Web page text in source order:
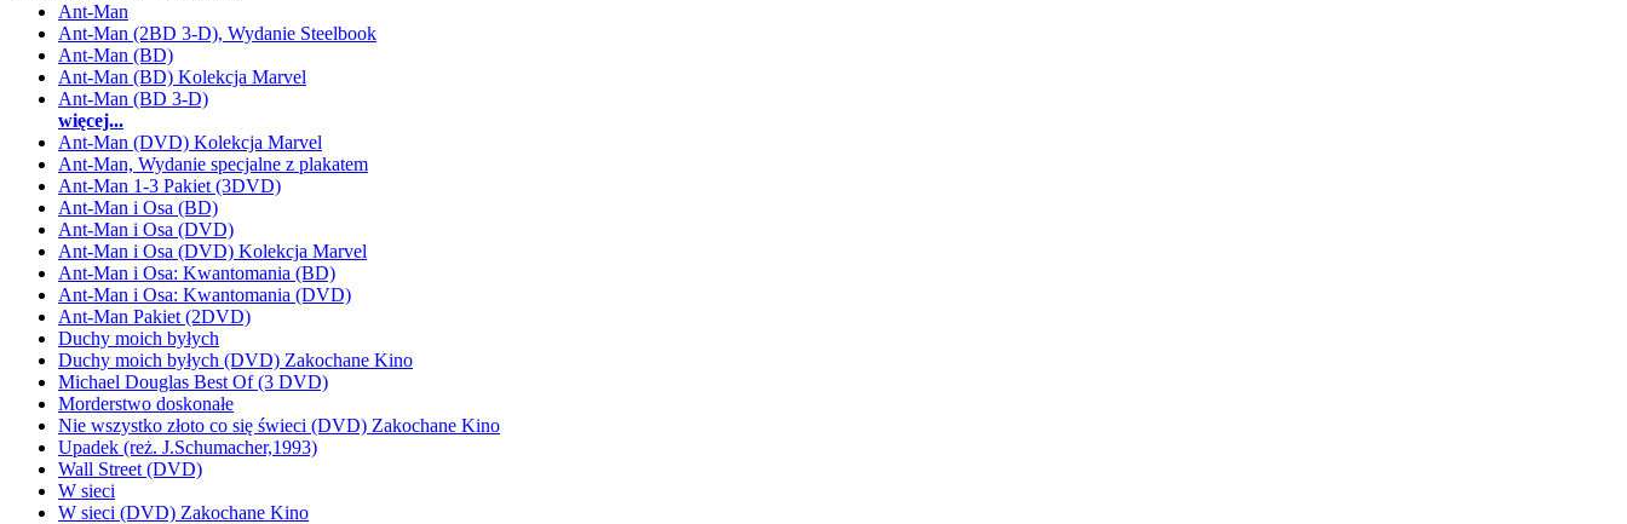
Ant-Man
Ant-Man (2BD 3-D), Wydanie Steelbook
Ant-Man (BD)
Ant-Man (BD) Kolekcja Marvel
Ant-Man (BD 3-D)
więcej...
Ant-Man (DVD) Kolekcja Marvel
Ant-Man, Wydanie specjalne z plakatem
Ant-Man 1-3 Pakiet (3DVD)
Ant-Man i Osa (BD)
Ant-Man i Osa (DVD)
Ant-Man i Osa (DVD) Kolekcja Marvel
Ant-Man i Osa: Kwantomania (BD)
Ant-Man i Osa: Kwantomania (DVD)
Ant-Man Pakiet (2DVD)
Duchy moich byłych
Duchy moich byłych (DVD) Zakochane Kino
Michael Douglas Best Of (3 DVD)
Morderstwo doskonałe
Nie wszystko złoto co się świeci (DVD) Zakochane Kino
Upadek (reż. J.Schumacher,1993)
Wall Street (DVD)
W sieci
W sieci (DVD) Zakochane Kino